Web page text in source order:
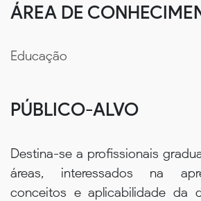
ÁREA DE
Educação
PÚBLICO-ALVO
Destina-se a profissionais
áreas, interessados na
conceitos e aplicabilidade da